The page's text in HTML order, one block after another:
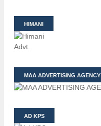
HIMANI
Advt.
MAA ADVERTISING AGENCY
AD KPS